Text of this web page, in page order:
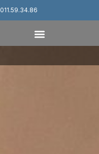
011.59.34.86